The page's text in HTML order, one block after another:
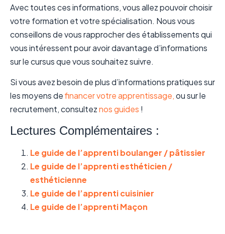
Avec toutes ces informations, vous allez pouvoir choisir
votre formation et votre spécialisation. Nous vous
conseillons de vous rapprocher des établissements qui
vous intéressent pour avoir davantage d’informations
sur le cursus que vous souhaitez suivre.
Si vous avez besoin de plus d’informations pratiques sur
les moyens definancer votre apprentissage,ou sur le
recrutement, consulteznos guides !
Lectures Complémentaires :
Le guide de l’apprenti boulanger / pâtissier
Le guide de l’apprenti esthéticien /
esthéticienne
Le guide de l’apprenti cuisinier
Le guide de l’apprenti Maçon